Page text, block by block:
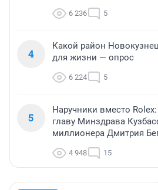
6 236 5
4
Какой район
для жизни — опрос
6 224 5
5
Наручники вместо
главу Минздрава
миллионера Дмитрия
4 948 15